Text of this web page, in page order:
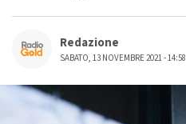
Redazione
SABATO, 13 NOVEMBRE 2021 - 14:58